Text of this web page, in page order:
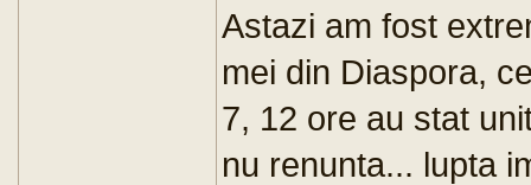
Astazi am fost
mei din Diaspora,
7, 12 ore au stat
nu renunta... lupta